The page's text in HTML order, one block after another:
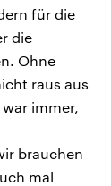
für die
die
Ohne
raus aus
immer,
brauchen
mal